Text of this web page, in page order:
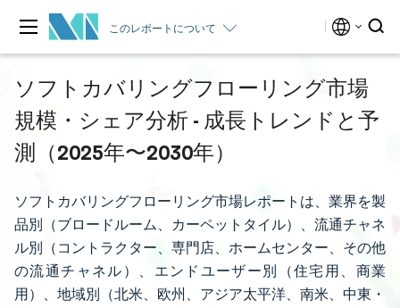
このレポートについて
ソフトカバリングフローリング市場
規模・シェア分析 - 成長トレンドと予
測（2025年〜2030年）
ソフトカバリングフローリング市場レポートは、業界を製
品別（ブロードルーム、カーペットタイル）、流通チャネ
ル別（コントラクター、専門店、ホームセンター、その他
の流通チャネル）、エンドユーザー別（住宅用、商業
用）、地域別（北米、欧州、アジア太平洋、南米、中東・